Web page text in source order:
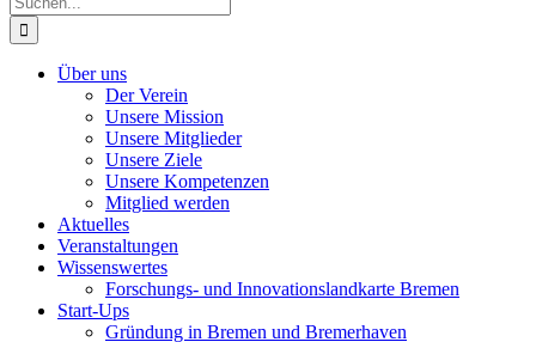
nach:
Über uns
Der Verein
Unsere Mission
Unsere Mitglieder
Unsere Ziele
Unsere Kompetenzen
Mitglied werden
Aktuelles
Veranstaltungen
Wissenswertes
Forschungs- und Innovationslandkarte Bremen
Start-Ups
Gründung in Bremen und Bremerhaven